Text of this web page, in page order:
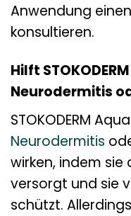
Anwendung
konsultieren.
Hilft
Neurodermitis
STOKODERM
Neurodermitis
wirken, indem
versorgt und sie
schützt.